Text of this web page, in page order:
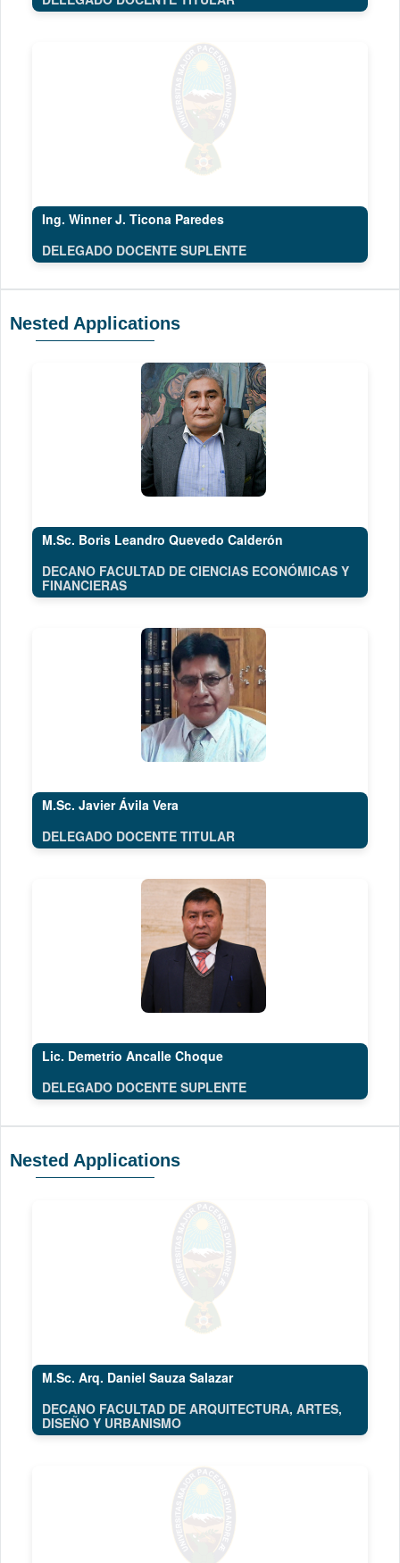
Ing. Winner J. Ticona Paredes
DELEGADO DOCENTE SUPLENTE
Nested Applications
M.Sc. Boris Leandro Quevedo Calderón
DECANO FACULTAD DE CIENCIAS ECONÓMICAS Y
FINANCIERAS
M.Sc. Javier Ávila Vera
DELEGADO DOCENTE TITULAR
Lic. Demetrio Ancalle Choque
DELEGADO DOCENTE SUPLENTE
Nested Applications
M.Sc. Arq. Daniel Sauza Salazar
DECANO FACULTAD DE ARQUITECTURA, ARTES,
DISEÑO Y URBANISMO